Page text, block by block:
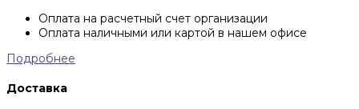
Оплата на расчетный счет организации
Оплата наличными или картой в нашем офисе
Подробнее
Доставка